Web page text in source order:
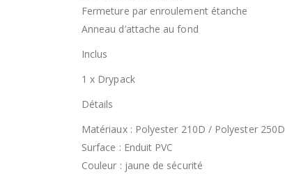
Fermeture par enroulement étanche
Anneau d’attache au fond
Inclus
1 x Drypack
Détails
Matériaux : Polyester 210D / Polyester 250D
Surface : Enduit PVC
Couleur : jaune de sécurité